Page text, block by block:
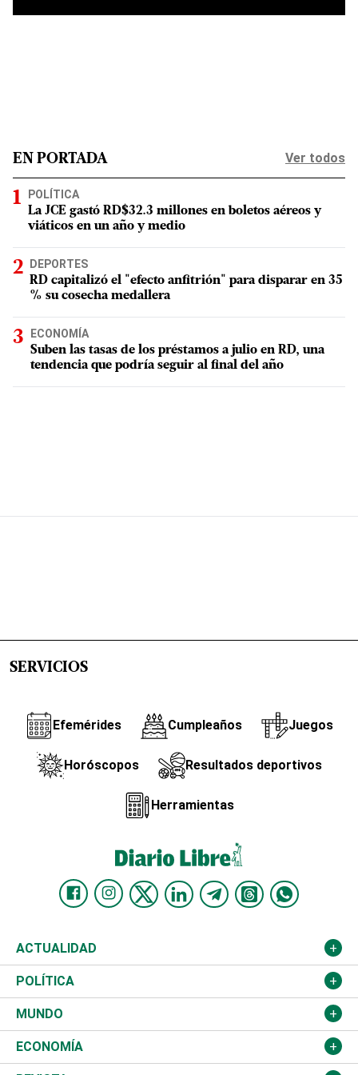
EN PORTADA Ver todos
POLÍTICA
La JCE gastó RD$32.3 millones en boletos aéreos y
viáticos en un año y medio
DEPORTES
RD capitalizó el "efecto anfitrión" para disparar en 35
% su cosecha medallera
ECONOMÍA
Suben las tasas de los préstamos a julio en RD, una
tendencia que podría seguir al final del año
SERVICIOS
Efemérides Cumpleaños Juegos
Horóscopos Resultados deportivos
Herramientas
ACTUALIDAD
Nacional
Ciudad
Educación
POLÍTICA
Partidos
JCE
MUNDO
Estados Unidos
ECONOMÍA